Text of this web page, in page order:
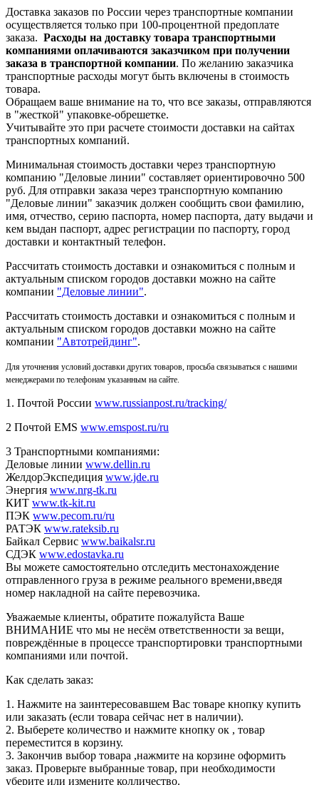
Доставка заказов по России через транспортные компании
осуществляется только при 100-процентной предоплате
заказа. Расходы на доставку товара транспортными
компаниями оплачиваются заказчиком при получении
заказа в транспортной компании. По желанию заказчика
транспортные расходы могут быть включены в стоимость
товара.
Обращаем ваше внимание на то, что все заказы, отправляются
в "жесткой" упаковке-обрешетке.
Учитывайте это при расчете стоимости доставки на сайтах
транспортных компаний.
Минимальная стоимость доставки через транспортную
компанию "Деловые линии" составляет ориентировочно 500
руб. Для отправки заказа через транспортную компанию
"Деловые линии" заказчик должен сообщить свои фамилию,
имя, отчество, серию паспорта, номер паспорта, дату выдачи и
кем выдан паспорт, адрес регистрации по паспорту, город
доставки и контактный телефон.
Рассчитать стоимость доставки и ознакомиться с полным и
актуальным списком городов доставки можно на сайте
компании "Деловые линии".
Рассчитать стоимость доставки и ознакомиться с полным и
актуальным списком городов доставки можно на сайте
компании "Автотрейдинг".
Для уточнения условий доставки других товаров, просьба связываться с нашими
менеджерами по телефонам указанным на сайте.
1. Почтой России www.russianpost.ru/tracking/
2 Почтой EMS www.emspost.ru/ru
3 Транспортными компаниями:
Деловые линии www.dellin.ru
ЖелдорЭкспедиция www.jde.ru
Энергия www.nrg-tk.ru
КИТ www.tk-kit.ru
ПЭК www.pecom.ru/ru
РАТЭК www.rateksib.ru
Байкал Сервис www.baikalsr.ru
СДЭК www.edostavka.ru
Вы можете самостоятельно отследить местонахождение
отправленного груза в режиме реального времени,введя
номер накладной на сайте перевозчика.
Уважаемые клиенты, обратите пожалуйста Ваше
ВНИМАНИЕ что мы не несём ответственности за вещи,
повреждённые в процессе транспортировки транспортными
компаниями или почтой.
Как сделать заказ:
1. Нажмите на заинтересовавшем Вас товаре кнопку купить
или заказать (если товара сейчас нет в наличии).
2. Выберете количество и нажмите кнопку ок , товар
переместится в корзину.
3. Закончив выбор товара ,нажмите на корзине оформить
заказ. Проверьте выбранные товар, при необходимости
уберите или измените колличество.